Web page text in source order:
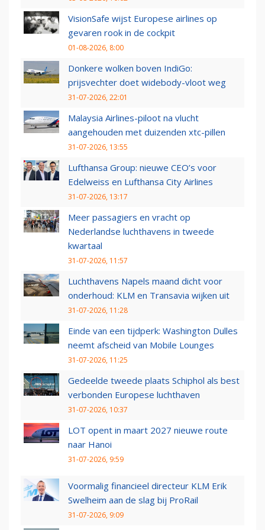
VisionSafe wijst Europese airlines op
gevaren rook in de cockpit
01-08-2026, 8:00
Donkere wolken boven IndiGo:
prijsvechter doet widebody-vloot weg
31-07-2026, 22:01
Malaysia Airlines-piloot na vlucht
aangehouden met duizenden xtc-pillen
31-07-2026, 13:55
Lufthansa Group: nieuwe CEO’s voor
Edelweiss en Lufthansa City Airlines
31-07-2026, 13:17
Meer passagiers en vracht op
Nederlandse luchthavens in tweede
kwartaal
31-07-2026, 11:57
Luchthavens Napels maand dicht voor
onderhoud: KLM en Transavia wijken uit
31-07-2026, 11:28
Einde van een tijdperk: Washington Dulles
neemt afscheid van Mobile Lounges
31-07-2026, 11:25
Gedeelde tweede plaats Schiphol als best
verbonden Europese luchthaven
31-07-2026, 10:37
LOT opent in maart 2027 nieuwe route
naar Hanoi
31-07-2026, 9:59
Voormalig financieel directeur KLM Erik
Swelheim aan de slag bij ProRail
31-07-2026, 9:09